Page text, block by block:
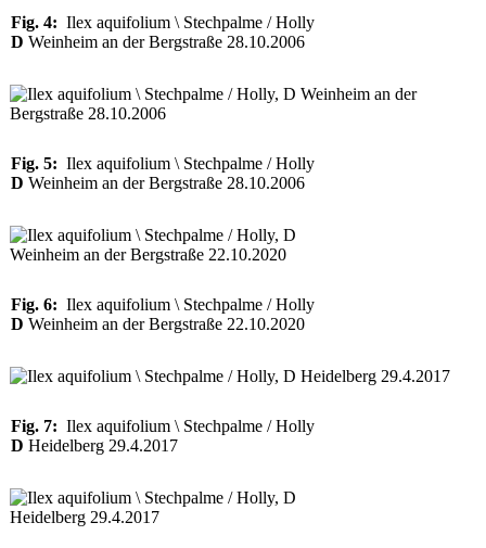
Fig. 4: Ilex aquifolium \ Stechpalme / Holly
D Weinheim an der Bergstraße 28.10.2006
Fig. 5: Ilex aquifolium \ Stechpalme / Holly
D Weinheim an der Bergstraße 28.10.2006
Fig. 6: Ilex aquifolium \ Stechpalme / Holly
D Weinheim an der Bergstraße 22.10.2020
Fig. 7: Ilex aquifolium \ Stechpalme / Holly
D Heidelberg 29.4.2017